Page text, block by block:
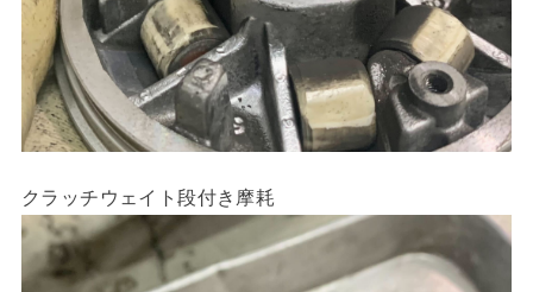
クラッチウェイト段付き摩耗